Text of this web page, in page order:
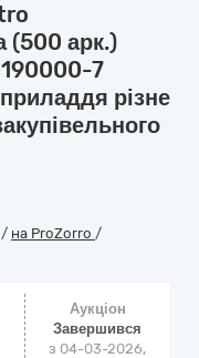
(500 арк.)
7
різне
/ на ProZorro /
Аукціон
Завершився
з 04-03-2026,